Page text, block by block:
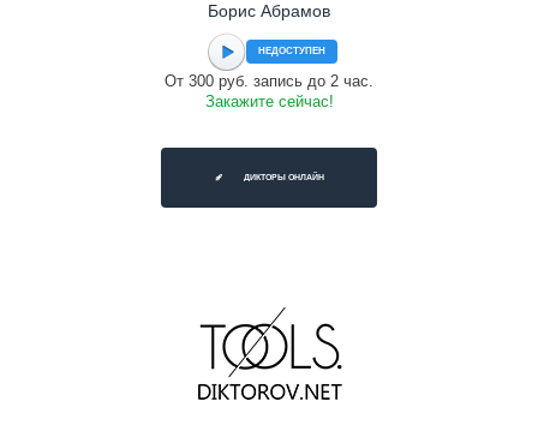
Борис Абрамов
НЕДОСТУПЕН
От 300 руб. запись до 2 час.
Закажите сейчас!
ДИКТОРЫ ОНЛАЙН